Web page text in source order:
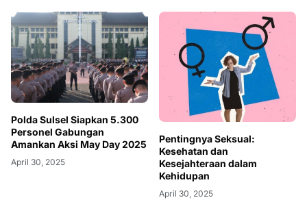
Polda Sulsel Siapkan 5.300
Personel Gabungan
Amankan Aksi May Day 2025
April 30, 2025
Pentingnya Seksual:
Kesehatan dan
Kesejahteraan dalam
Kehidupan
April 30, 2025